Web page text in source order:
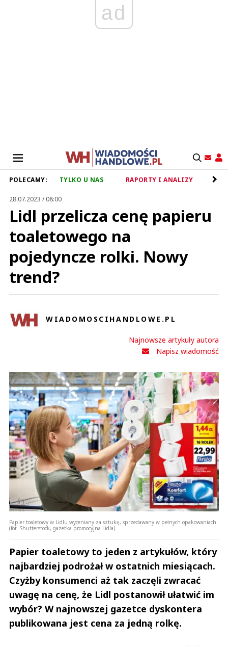
ad
POLECAMY: TYLKO U NAS RAPORTY I ANALIZY
28.07.2023 / 08:00
Lidl przelicza cenę papieru
toaletowego na
pojedyncze rolki. Nowy
trend?
WIADOMOSCIHANDLOWE.PL
Najnowsze artykuły autora
Napisz wiadomość
Papier toaletowy w Lidlu wyceniany za sztukę, sprzedawany w pełnych opakowaniach
(fot. Shutterstock, gazetka promocyjna Lidla)
Papier toaletowy to jeden z artykułów, który
najbardziej podrożał w ostatnich miesiącach.
Czyżby konsumenci aż tak zaczęli zwracać
uwagę na cenę, że Lidl postanowił ułatwić im
wybór? W najnowszej gazetce dyskontera
publikowana jest cena za jedną rolkę.